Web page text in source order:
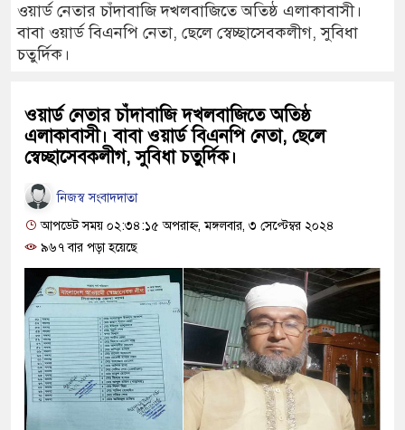
ওয়ার্ড নেতার চাঁদাবাজি দখলবাজিতে অতিষ্ঠ এলাকাবাসী।
বাবা ওয়ার্ড বিএনপি নেতা, ছেলে স্বেচ্ছাসেবকলীগ, সুবিধা
চতুর্দিক।
ওয়ার্ড নেতার চাঁদাবাজি দখলবাজিতে অতিষ্ঠ
এলাকাবাসী। বাবা ওয়ার্ড বিএনপি নেতা, ছেলে
স্বেচ্ছাসেবকলীগ, সুবিধা চতুর্দিক।
নিজস্ব সংবাদদাতা
আপডেট সময় ০২:৩৪:১৫ অপরাহ্ন, মঙ্গলবার, ৩ সেপ্টেম্বর ২০২৪
৯৬৭ বার পড়া হয়েছে